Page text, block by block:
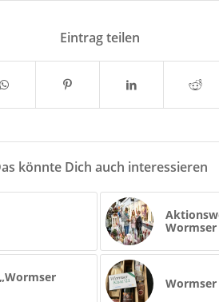
Eintrag teilen
könnte Dich auch interessieren